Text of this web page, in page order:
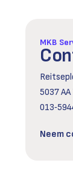
MKB
5037
Neem